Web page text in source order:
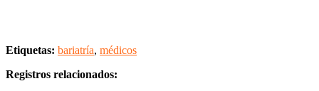
Etiquetas: bariatría, médicos
Registros relacionados: